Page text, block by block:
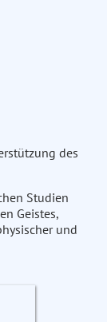
des
Studien
Geistes,
und